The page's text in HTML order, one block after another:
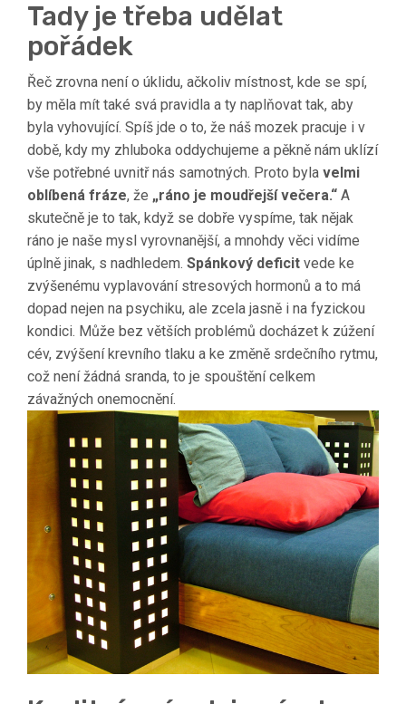
Tady je třeba udělat
pořádek
Řeč zrovna není o úklidu, ačkoliv místnost, kde se spí,
by měla mít také svá pravidla a ty naplňovat tak, aby
byla vyhovující. Spíš jde o to, že náš mozek pracuje i v
době, kdy my zhluboka oddychujeme a pěkně nám uklízí
vše potřebné uvnitř nás samotných. Proto byla velmi
oblíbená fráze, že „ráno je moudřejší večera.“ A
skutečně je to tak, když se dobře vyspíme, tak nějak
ráno je naše mysl vyrovnanější, a mnohdy věci vidíme
úplně jinak, s nadhledem. Spánkový deficit vede ke
zvýšenému vyplavování stresových hormonů a to má
dopad nejen na psychiku, ale zcela jasně i na fyzickou
kondici. Může bez větších problémů docházet k zúžení
cév, zvýšení krevního tlaku a ke změně srdečního rytmu,
což není žádná sranda, to je spouštění celkem
závažných onemocnění.